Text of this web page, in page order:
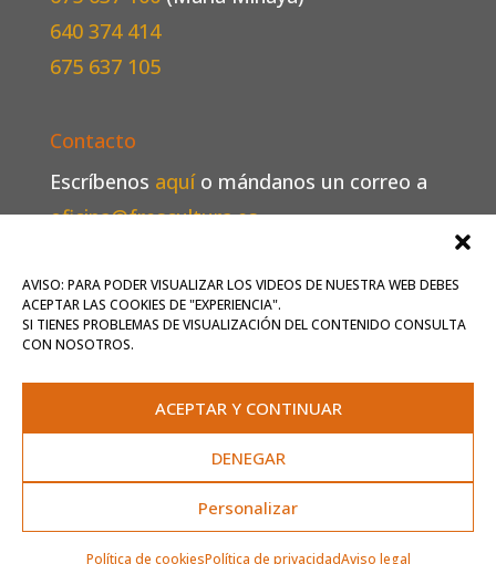
AVISO: PARA PODER VISUALIZAR LOS VIDEOS DE NUESTRA WEB DEBES
ACEPTAR LAS COOKIES DE "EXPERIENCIA".
SI TIENES PROBLEMAS DE VISUALIZACIÓN DEL CONTENIDO CONSULTA
CON NOSOTROS.
ACEPTAR Y CONTINUAR
DENEGAR
Personalizar
Política de cookiesPolítica de privacidadAviso legal
640 374 414
675 637 105
Contacto
Escríbenos aquío mándanos un correo a
oficina@frescultura.es.
Aviso legal-Política de privacidad-Política